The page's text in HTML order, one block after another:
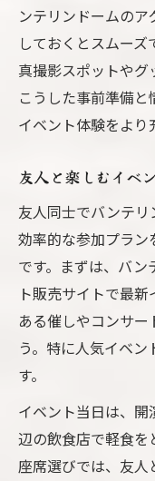
ンテリンドームの
しておくとスムー
真撮影スポットやグ
こうした事前準備
イベント体験をより
友人と楽しむイベ
友人同士でバンテリ
効率的な参加プラ
です。まずは、バン
ト販売サイトで最
ある催しやコンサ
う。特に人気イベ
す。
イベント当日は、
辺の飲食店で軽食を
座席選びでは、友人